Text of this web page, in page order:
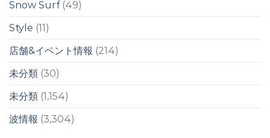
は
明
け
ら？！
Snow Surf(49)
Style (11)
店舗&イベント情報 (214)
未分類 (30)
未分類 (1,154)
波情報 (3,304)